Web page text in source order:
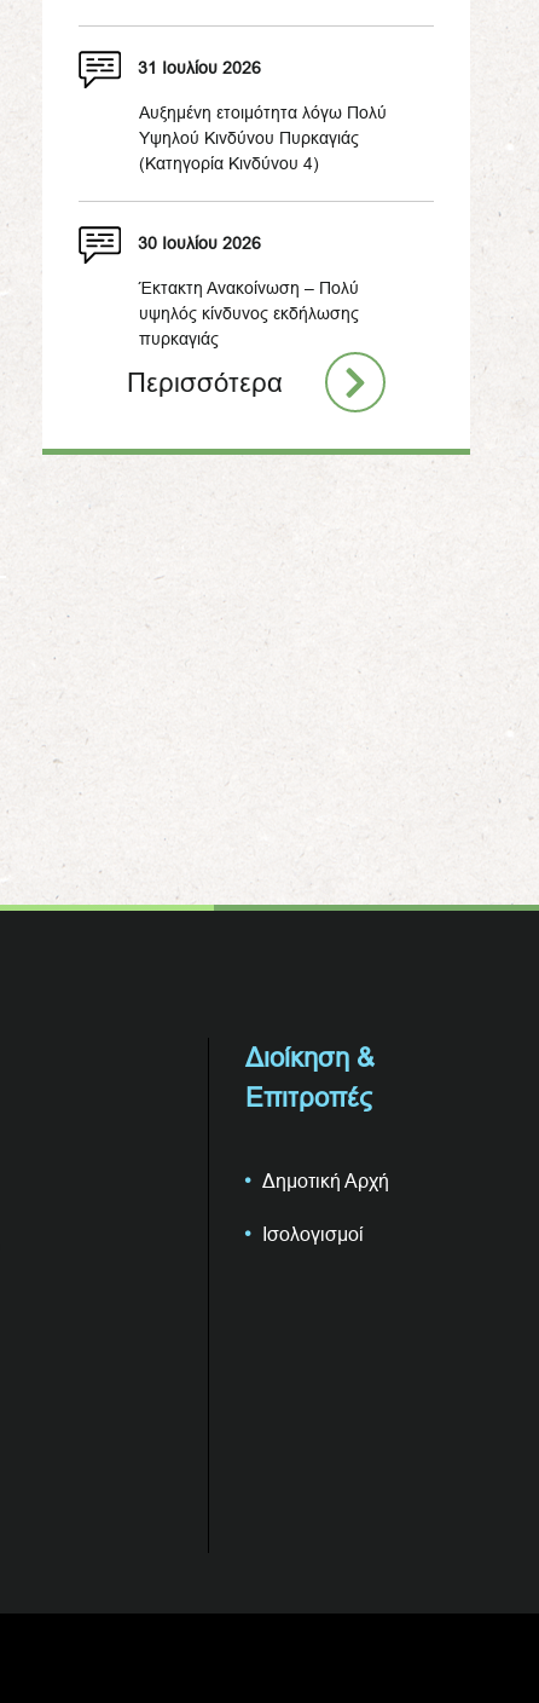
31 Ιουλίου 2026
Αυξημένη ετοιμότητα λόγω Πολύ
Υψηλού Κινδύνου Πυρκαγιάς
(Κατηγορία Κινδύνου 4)
30 Ιουλίου 2026
Έκτακτη Ανακοίνωση – Πολύ
υψηλός κίνδυνος εκδήλωσης
πυρκαγιάς
Περισσότερα
Διοίκηση &
Επιτροπές
Δημοτική Αρχή
Ισολογισμοί